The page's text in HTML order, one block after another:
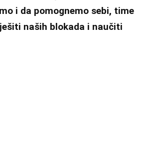
i da pomognemo sebi, time
naših blokada i naučiti